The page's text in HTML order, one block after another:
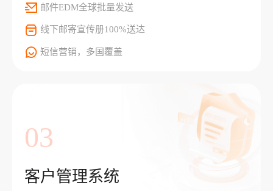
邮件EDM全球批量发送
线下邮寄宣传册100%送达
短信营销，多国覆盖
03
客户管理系统